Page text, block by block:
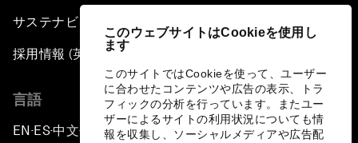
このウェブサイトはCookieを使用し
ます
このサイトではCookieを使って、ユーザー
に合わせたコンテンツや広告の表示、トラ
フィックの分析を行っています。またユー
ザーによるサイトの利用状況についても情
報を収集し、ソーシャルメディアや広告配
サステナビリティへの取り組み
採用情報 (英語のみ)
言語
EN ▪ES▪中文▪ 日本語